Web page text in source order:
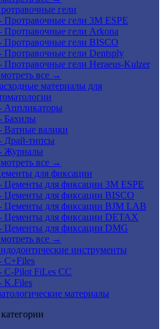
гели
Протравочные гели 3М ESPE
Протравочные гели Arkona
Протравочные гели BISCO
Протравочные гели Dentsply
Протравочные гели Heraeus-Kulzer
все →
материалы для
Аппликаторы
Бахилы
Ватные валики
Драй-типсы
Журналы
все →
для фиксации
Цементы для фиксации 3M ESPE
Цементы для фиксации BISCO
Цементы для фиксации BJM LAB
Цементы для фиксации DETAX
Цементы для фиксации DMG
все →
инструменты
C+Files
C-Pilot FiLes CC
K.Files